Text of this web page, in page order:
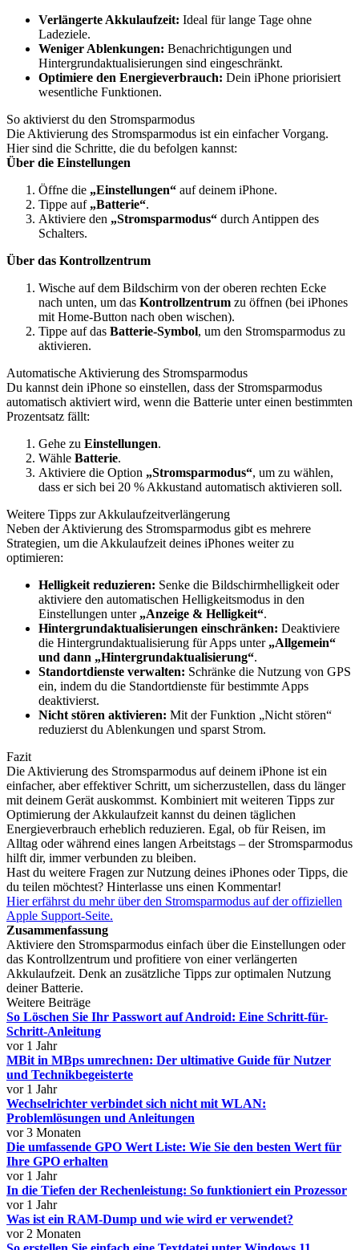
Verlängerte Akkulaufzeit: Ideal für lange Tage ohne
Ladeziele.
Weniger Ablenkungen: Benachrichtigungen und
Hintergrundaktualisierungen sind eingeschränkt.
Optimiere den Energieverbrauch: Dein iPhone priorisiert
wesentliche Funktionen.
So aktivierst du den Stromsparmodus
Die Aktivierung des Stromsparmodus ist ein einfacher Vorgang.
Hier sind die Schritte, die du befolgen kannst:
Über die Einstellungen
Öffne die „Einstellungen“ auf deinem iPhone.
Tippe auf „Batterie“.
Aktiviere den „Stromsparmodus“ durch Antippen des
Schalters.
Über das Kontrollzentrum
Wische auf dem Bildschirm von der oberen rechten Ecke
nach unten, um das Kontrollzentrum zu öffnen (bei iPhones
mit Home-Button nach oben wischen).
Tippe auf das Batterie-Symbol, um den Stromsparmodus zu
aktivieren.
Automatische Aktivierung des Stromsparmodus
Du kannst dein iPhone so einstellen, dass der Stromsparmodus
automatisch aktiviert wird, wenn die Batterie unter einen bestimmten
Prozentsatz fällt:
Gehe zu Einstellungen.
Wähle Batterie.
Aktiviere die Option „Stromsparmodus“, um zu wählen,
dass er sich bei 20 % Akkustand automatisch aktivieren soll.
Weitere Tipps zur Akkulaufzeitverlängerung
Neben der Aktivierung des Stromsparmodus gibt es mehrere
Strategien, um die Akkulaufzeit deines iPhones weiter zu
optimieren:
Helligkeit reduzieren: Senke die Bildschirmhelligkeit oder
aktiviere den automatischen Helligkeitsmodus in den
Einstellungen unter „Anzeige & Helligkeit“.
Hintergrundaktualisierungen einschränken: Deaktiviere
die Hintergrundaktualisierung für Apps unter „Allgemein“
und dann „Hintergrundaktualisierung“.
Standortdienste verwalten: Schränke die Nutzung von GPS
ein, indem du die Standortdienste für bestimmte Apps
deaktivierst.
Nicht stören aktivieren: Mit der Funktion „Nicht stören“
reduzierst du Ablenkungen und sparst Strom.
Fazit
Die Aktivierung des Stromsparmodus auf deinem iPhone ist ein
einfacher, aber effektiver Schritt, um sicherzustellen, dass du länger
mit deinem Gerät auskommst. Kombiniert mit weiteren Tipps zur
Optimierung der Akkulaufzeit kannst du deinen täglichen
Energieverbrauch erheblich reduzieren. Egal, ob für Reisen, im
Alltag oder während eines langen Arbeitstags – der Stromsparmodus
hilft dir, immer verbunden zu bleiben.
Hast du weitere Fragen zur Nutzung deines iPhones oder Tipps, die
du teilen möchtest? Hinterlasse uns einen Kommentar!
Hier erfährst du mehr über den Stromsparmodus auf der offiziellen
Apple Support-Seite.
Zusammenfassung
Aktiviere den Stromsparmodus einfach über die Einstellungen oder
das Kontrollzentrum und profitiere von einer verlängerten
Akkulaufzeit. Denk an zusätzliche Tipps zur optimalen Nutzung
deiner Batterie.
Weitere Beiträge
So Löschen Sie Ihr Passwort auf Android: Eine Schritt-für-
Schritt-Anleitung
vor 1 Jahr
MBit in MBps umrechnen: Der ultimative Guide für Nutzer
und Technikbegeisterte
vor 1 Jahr
Wechselrichter verbindet sich nicht mit WLAN:
Problemlösungen und Anleitungen
vor 3 Monaten
Die umfassende GPO Wert Liste: Wie Sie den besten Wert für
Ihre GPO erhalten
vor 1 Jahr
In die Tiefen der Rechenleistung: So funktioniert ein Prozessor
vor 1 Jahr
Was ist ein RAM-Dump und wie wird er verwendet?
vor 2 Monaten